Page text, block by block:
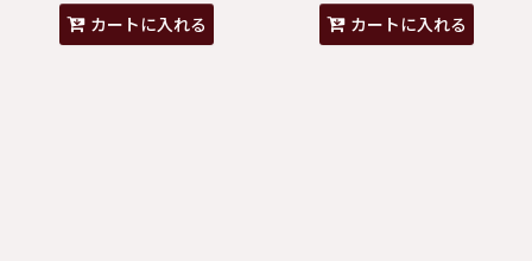
カートに入れる カートに入れる